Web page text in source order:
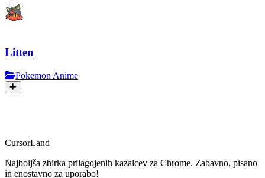
Litten
Pokemon Anime
CursorLand
Najboljša zbirka prilagojenih kazalcev za Chrome. Zabavno, pisano
in enostavno za uporabo!